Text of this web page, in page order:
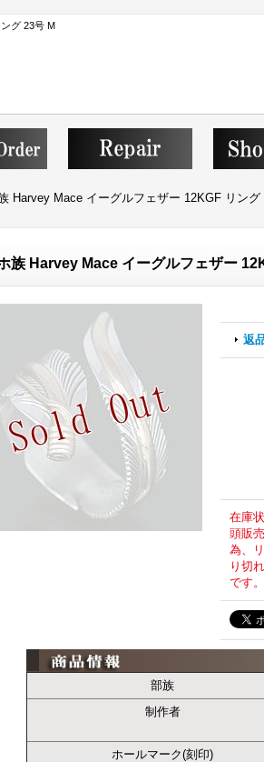
グ 23号 M
Harvey Mace イーグルフェザー 12KGF リング
族 Harvey Mace イーグルフェザー
返
在庫
頭販
為、
り切
です。
部族
制作者
ホールマーク(刻印)